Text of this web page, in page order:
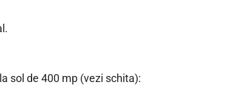
sol de 400 mp (vezi schita):